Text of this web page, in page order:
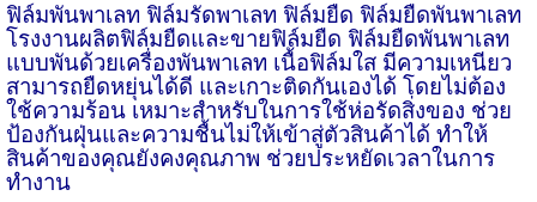
ฟิล์มพันพาเลท ฟิล์มรัดพาเลท ฟิล์มยืด ฟิล์มยืดพันพาเลท
โรงงานผลิตฟิล์มยืดและขายฟิล์มยืด ฟิล์มยืดพันพาเลท
แบบพันด้วยเครื่องพันพาเลท เนื้อฟิล์มใส มีความเหนียว
สามารถยืดหยุ่นได้ดี และเกาะติดกันเองได้ โดยไม่ต้อง
ใช้ความร้อน เหมาะสำหรับในการใช้ห่อรัดสิ่งของ ช่วย
ป้องกันฝุ่นและความชื้นไม่ให้เข้าสู่ตัวสินค้าได้ ทำให้
สินค้าของคุณยังคงคุณภาพ ช่วยประหยัดเวลาในการ
ทำงาน